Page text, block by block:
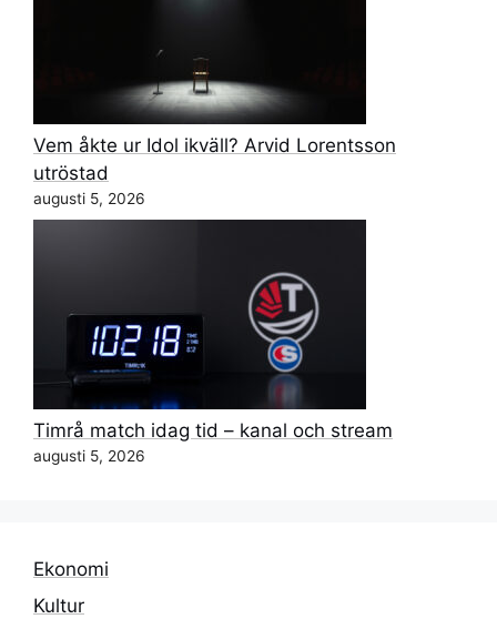
Vem åkte ur Idol ikväll? Arvid Lorentsson
utröstad
augusti 5, 2026
Timrå match idag tid – kanal och stream
augusti 5, 2026
Ekonomi
Kultur